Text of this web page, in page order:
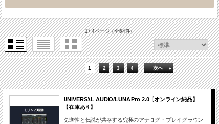
1 / 4ページ（全64件）
1 2 3 4 次へ
UNIVERSAL AUDIO/LUNA Pro 2.0【オンライン納品】
【在庫あり】
先進性と伝説が共存する究極のアナログ・プレイグラウン